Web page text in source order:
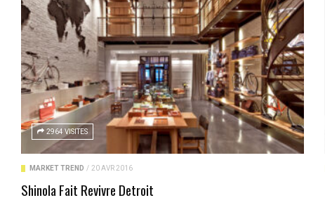
2964 VISITES
MARKET TREND / 20 AVR 2016
Shinola Fait Revivre Detroit